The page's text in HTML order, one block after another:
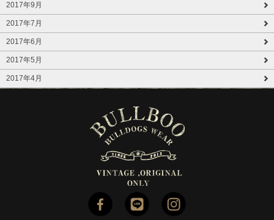
2017年9月
2017年7月
2017年6月
2017年5月
2017年4月